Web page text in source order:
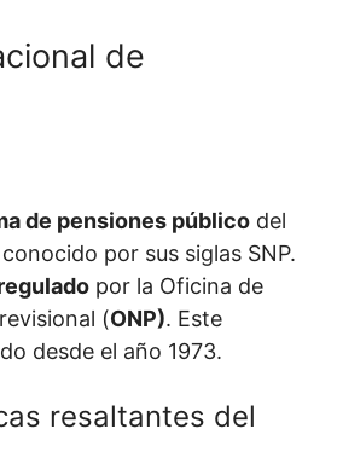
de
de pensiones público del
conocido por sus siglas SNP.
por la Oficina de
(ONP). Este
desde el año 1973.
resaltantes del